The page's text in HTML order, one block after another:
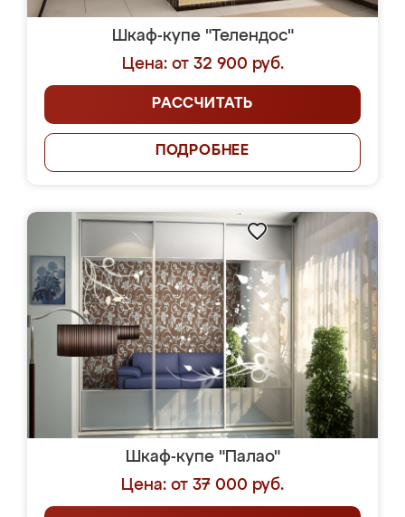
Шкаф-купе "Телендос"
Цена: от 32 900 руб.
РАССЧИТАТЬ
ПОДРОБНЕЕ
Шкаф-купе "Палао"
Цена: от 37 000 руб.